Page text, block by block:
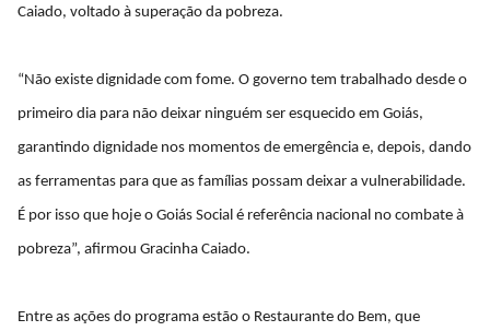
Caiado, voltado à superação da pobreza.
“Não existe dignidade com fome. O governo tem trabalhado desde o
primeiro dia para não deixar ninguém ser esquecido em Goiás,
garantindo dignidade nos momentos de emergência e, depois, dando
as ferramentas para que as famílias possam deixar a vulnerabilidade.
É por isso que hoje o Goiás Social é referência nacional no combate à
pobreza”, afirmou Gracinha Caiado.
Entre as ações do programa estão o Restaurante do Bem, que